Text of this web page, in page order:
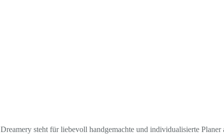
steht für liebevoll handgemachte und individualisierte Planer